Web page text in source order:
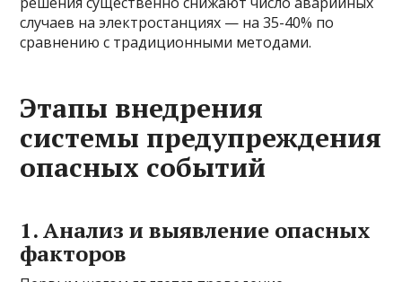
случаев на электростанциях — на 35-40% по
сравнению с традиционными методами.
Этапы внедрения
системы предупреждения
опасных событий
1. Анализ и выявление опасных
факторов